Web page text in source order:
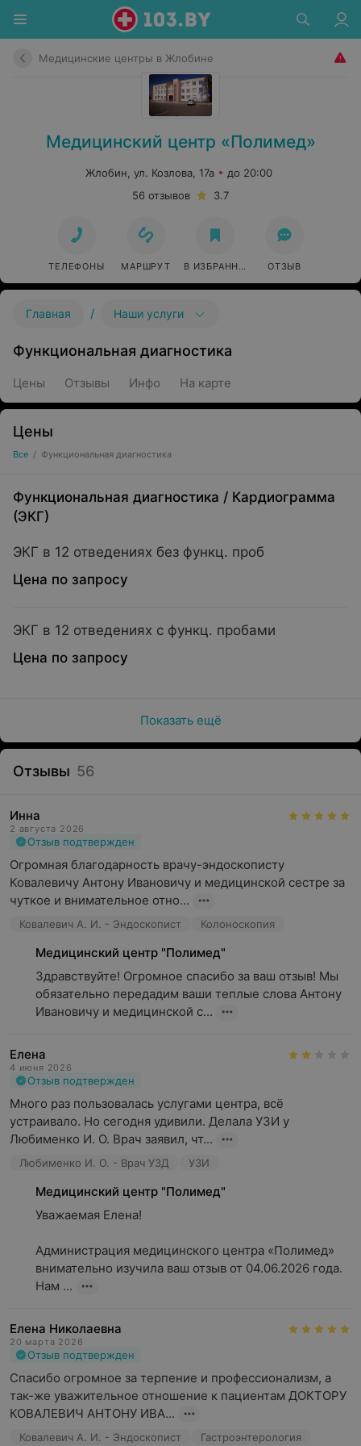
Медицинские центры в Жлобине
Медицинский центр «Полимед»
Жлобин, ул. Козлова, 17а
до 20:00
56 отзывов
3.7
ТЕЛЕФОНЫ МАРШРУТ В ИЗБРАННОЕ ОТЗЫВ
Главная / Наши услуги
Функциональная диагностика
Цены Отзывы Инфо На карте
Цены
Все / Функциональная диагностика
Функциональная диагностика / Кардиограмма
(ЭКГ)
ЭКГ в 12 отведениях без функц. проб
Цена по запросу
ЭКГ в 12 отведениях с функц. пробами
Цена по запросу
Показать ещё
Отзывы 56
Инна
2 августа 2026
Отзыв подтвержден
Огромная благодарность врачу-эндоскописту
Ковалевичу Антону Ивановичу и медицинской сестре за
чуткое и внимательное отно...
Ковалевич А. И. - Эндоскопист Колоноскопия
Медицинский центр "Полимед"
Здравствуйте! Огромное спасибо за ваш отзыв! Мы
обязательно передадим ваши теплые слова Антону
Ивановичу и медицинской с...
Елена
4 июня 2026
Отзыв подтвержден
Много раз пользовалась услугами центра, всё
устраивало. Но сегодня удивили. Делала УЗИ у
Любименко И. О. Врач заявил, чт...
Любименко И. О. - Врач УЗД УЗИ
Медицинский центр "Полимед"
Уважаемая Елена!
Администрация медицинского центра «Полимед»
внимательно изучила ваш отзыв от 04.06.2026 года.
Нам ...
Елена Николаевна
20 марта 2026
Отзыв подтвержден
Спасибо огромное за терпение и профессионализм, а
так-же уважительное отношение к пациентам ДОКТОРУ
КОВАЛЕВИЧ АНТОНУ ИВА...
Ковалевич А. И. - Эндоскопист Гастроэнтерология